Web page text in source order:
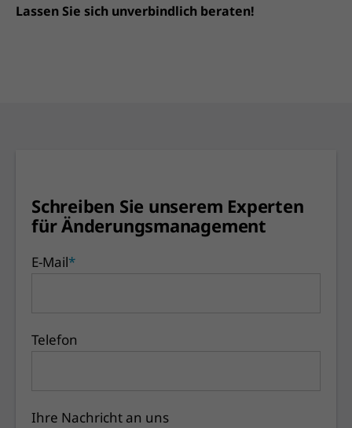
Lassen Sie sich unverbindlich beraten!
Schreiben Sie unserem Experten
für Änderungsmanagement
E-Mail*
Telefon
Ihre Nachricht an uns